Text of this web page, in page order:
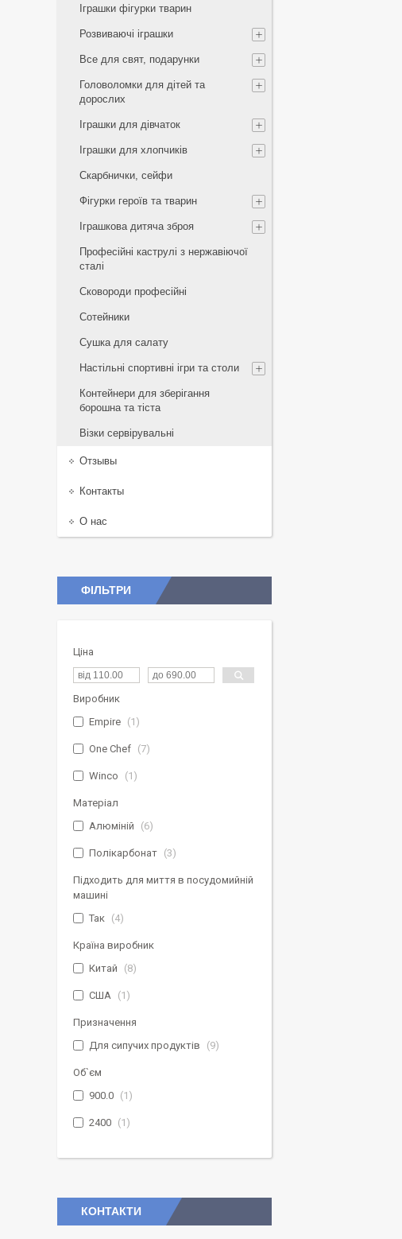
Іграшки фігурки тварин
Розвиваючі іграшки
Все для свят, подарунки
Головоломки для дітей та
дорослих
Іграшки для дівчаток
Іграшки для хлопчиків
Скарбнички, сейфи
Фігурки героїв та тварин
Іграшкова дитяча зброя
Професійні каструлі з нержавіючої
сталі
Сковороди професійні
Сотейники
Сушка для салату
Настільні спортивні ігри та столи
Контейнери для зберігання
борошна та тіста
Візки сервірувальні
Отзывы
Контакты
О нас
ФІЛЬТРИ
Ціна
Виробник
Empire
1
One Chef 7
Winco 1
Матеріал
Алюміній
6
Полікарбонат 3
Підходить для миття в посудомийній
машині
Так
4
Країна виробник
Китай
8
США 1
Призначення
Для сипучих продуктів
9
Об`єм
900.0
1
2400 1
КОНТАКТИ